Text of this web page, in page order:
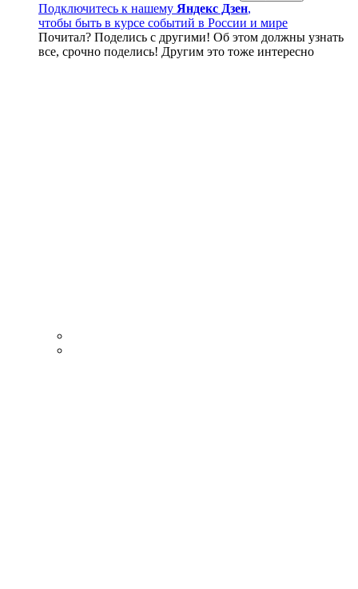
Подключитесь к нашему Яндекс Дзен,
чтобы быть в курсе событий в России и мире
Почитал? Поделись с другими! Об этом должны узнать
все, срочно поделись! Другим это тоже интересно